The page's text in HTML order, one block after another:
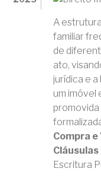
A
familiar
de
ato,
jurídica e
um imóvel
promovida
Compra e
Escritura